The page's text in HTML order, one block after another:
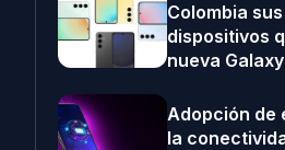
Colombia
dispositivos
nueva
Adopción de
la